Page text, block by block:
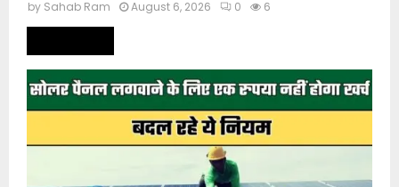
by Sahab Ram August 6, 2026 0 6